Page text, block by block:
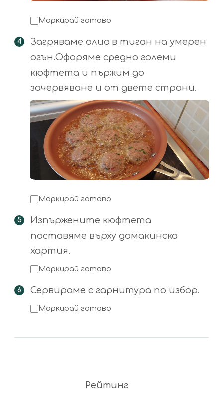
Маркирай готово
Загряваме олио в тиган на умерен
огън.Офоряме средно големи
кюфтета и пържим до
зачервяване и от двете страни.
Маркирай готово
Изпържените кюфтета
поставяме върху домакинска
хартия.
Маркирай готово
Сервираме с гарнитура по избор.
Маркирай готово
Рейтинг